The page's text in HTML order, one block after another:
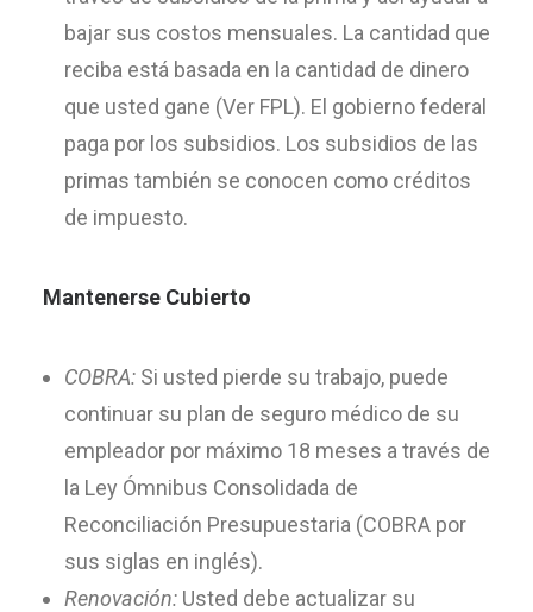
bajar sus costos mensuales. La cantidad que
reciba está basada en la cantidad de dinero
que usted gane (Ver FPL). El gobierno federal
paga por los subsidios. Los subsidios de las
primas también se conocen como créditos
de impuesto.
Mantenerse Cubierto
COBRA: Si usted pierde su trabajo, puede
continuar su plan de seguro médico de su
empleador por máximo 18 meses a través de
la Ley Ómnibus Consolidada de
Reconciliación Presupuestaria (COBRA por
sus siglas en inglés).
Renovación: Usted debe actualizar su